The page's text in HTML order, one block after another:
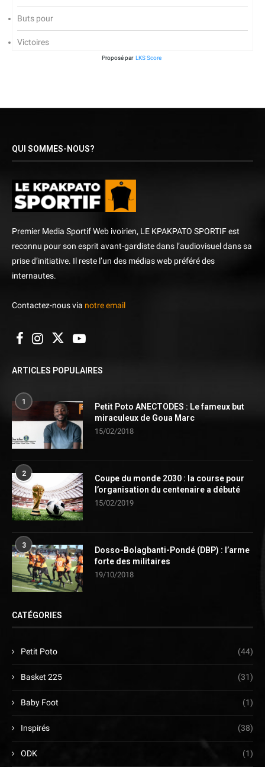
Buts pour
Victoires
Proposé par LKS Score
QUI SOMMES-NOUS?
Premier Media Sportif Web ivoirien, LE KPAKPATO SPORTIF est
reconnu pour son esprit avant-gardiste dans l’audiovisuel dans sa
prise d’initiative. Il reste l’un des médias web préféré des
internautes.
Contactez-nous via notre email
ARTICLES POPULAIRES
1
Petit Poto ANECTODES : Le fameux but
miraculeux de Goua Marc
15/02/2018
2
Coupe du monde 2030 : la course pour
l’organisation du centenaire a débuté
15/02/2019
3
Dosso-Bolagbanti-Pondé (DBP) : l’arme
forte des militaires
19/10/2018
CATÉGORIES
Petit Poto (44)
Basket 225 (31)
Baby Foot (1)
Inspirés (38)
ODK (1)